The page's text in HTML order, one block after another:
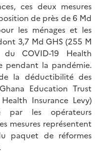
ces deux mesures
de près de 6 Md
les ménages et les
3,7 Md GHS (255 M
COVID-19 Health
pendant la pandémie.
la déductibilité des
Education Trust
Insurance Levy)
par les opérateurs
mesures représentent
paquet de réformes